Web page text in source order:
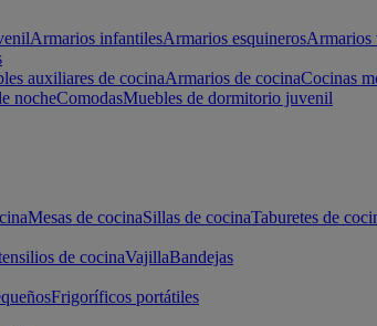
Armarios infantilesArmarios esquinerosArmarios
auxiliares de cocinaArmarios de cocinaCocinas
nocheComodasMuebles de dormitorio juvenil
Mesas de cocinaSillas de cocinaTaburetes de
de cocinaVajillaBandejas
Frigoríficos portátiles